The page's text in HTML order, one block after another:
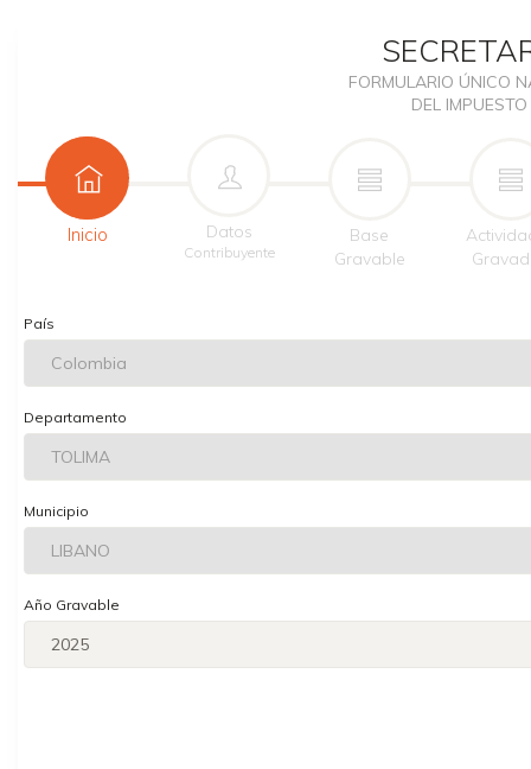
FORMULARIO ÚNICO
DEL
Inicio Datos
Contribuyente
Base
Gravable
País
Departamento
Municipio
Año Gravable